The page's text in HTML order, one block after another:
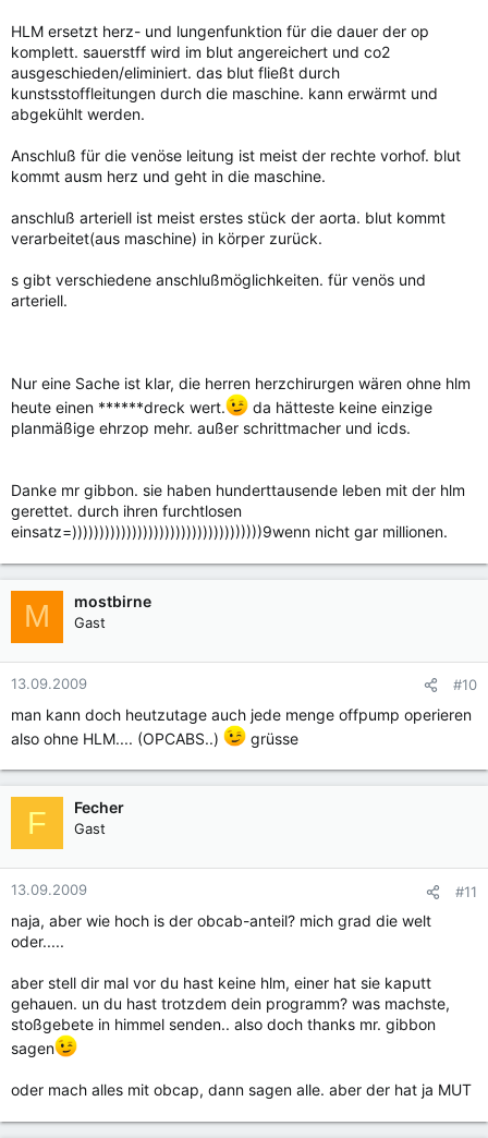
HLM ersetzt herz- und lungenfunktion für die dauer der op
komplett. sauerstff wird im blut angereichert und co2
ausgeschieden/eliminiert. das blut fließt durch
kunstsstoffleitungen durch die maschine. kann erwärmt und
abgekühlt werden.
Anschluß für die venöse leitung ist meist der rechte vorhof. blut
kommt ausm herz und geht in die maschine.
anschluß arteriell ist meist erstes stück der aorta. blut kommt
verarbeitet(aus maschine) in körper zurück.
s gibt verschiedene anschlußmöglichkeiten. für venös und
arteriell.
Nur eine Sache ist klar, die herren herzchirurgen wären ohne hlm
heute einen ******dreck wert.
da hätteste keine einzige
planmäßige ehrzop mehr. außer schrittmacher und icds.
Danke mr gibbon. sie haben hunderttausende leben mit der hlm
gerettet. durch ihren furchtlosen
einsatz=)))))))))))))))))))))))))))))))))))9wenn nicht gar millionen.
M mostbirne
Gast
13.09.2009 #10
man kann doch heutzutage auch jede menge offpump operieren
also ohne HLM.... (OPCABS..)
grüsse
F Fecher
Gast
13.09.2009 #11
naja, aber wie hoch is der obcab-anteil? mich grad die welt
oder.....
aber stell dir mal vor du hast keine hlm, einer hat sie kaputt
gehauen. un du hast trotzdem dein programm? was machste,
stoßgebete in himmel senden.. also doch thanks mr. gibbon
sagen
oder mach alles mit obcap, dann sagen alle. aber der hat ja MUT